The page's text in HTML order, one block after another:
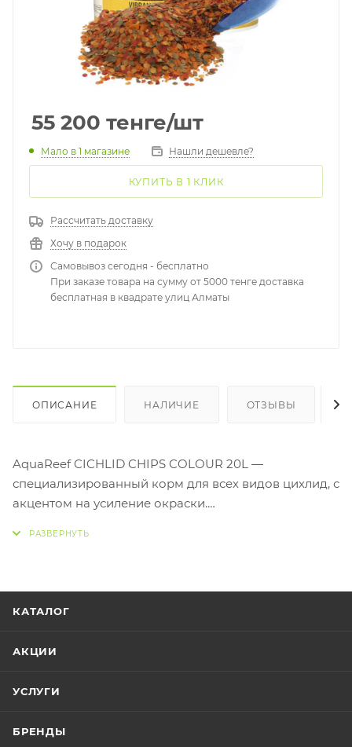
55 200 тенге/шт
Мало в 1 магазине Нашли дешевле?
КУПИТЬ В 1 КЛИК
Рассчитать доставку
Хочу в подарок
Самовывоз сегодня - бесплатно
При заказе товара на сумму от 5000 тенге доставка
бесплатная в квадрате улиц Алматы
ОПИСАНИЕ НАЛИЧИЕ ОТЗЫВЫ
AquaReef CICHLID CHIPS COLOUR 20L —
специализированный корм для всех видов цихлид, с
акцентом на усиление окраски.
Объём упаковки — 20 литров.
средних и крупных цихлид.
В продаже в зоомагазине «Живой мир».
КАТАЛОГ
АКЦИИ
УСЛУГИ
БРЕНДЫ